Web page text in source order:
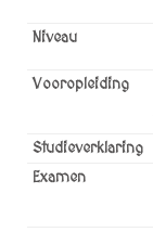
Niveau
Vooropleiding
Studieverklaring
Examen